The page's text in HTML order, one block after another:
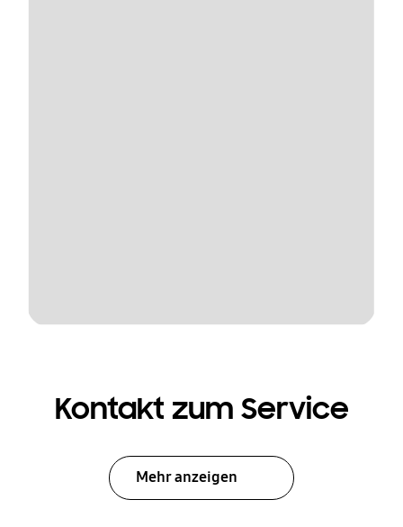
Kontakt zum Service
Mehr anzeigen